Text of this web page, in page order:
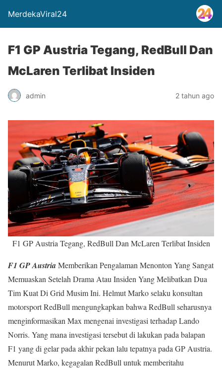
MerdekaViral24
F1 GP Austria Tegang, RedBull Dan
McLaren Terlibat Insiden
admin 2 tahun ago
F1 GP Austria Tegang, RedBull Dan McLaren Terlibat Insiden
F1 GP AustriaMemberikan Pengalaman Menonton Yang Sangat
Memuaskan Setelah Drama Atau Insiden Yang Melibatkan Dua
Tim Kuat Di Grid Musim Ini. Helmut Marko selaku konsultan
motorsport RedBull mengungkapkan bahwa RedBull seharusnya
menginformasikan Max mengenai investigasi terhadap Lando
Norris. Yang mana investigasi tersebut di lakukan pada balapan
F1 yang di gelar pada akhir pekan lalu tepatnya pada GP Austria.
Menurut Marko, kegagalan RedBull untuk memberitahu